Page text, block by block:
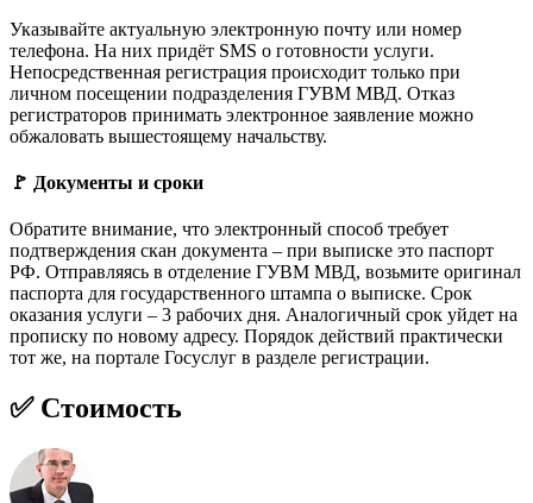
Указывайте актуальную электронную почту или номер
телефона. На них придёт SMS о готовности услуги.
Непосредственная регистрация происходит только при
личном посещении подразделения ГУВМ МВД. Отказ
регистраторов принимать электронное заявление можно
обжаловать вышестоящему начальству.
🚩 Документы и сроки
Обратите внимание, что электронный способ требует
подтверждения скан документа – при выписке это паспорт
РФ. Отправляясь в отделение ГУВМ МВД, возьмите оригинал
паспорта для государственного штампа о выписке. Срок
оказания услуги – 3 рабочих дня. Аналогичный срок уйдет на
прописку по новому адресу. Порядок действий практически
тот же, на портале Госуслуг в разделе регистрации.
✅ Стоимость